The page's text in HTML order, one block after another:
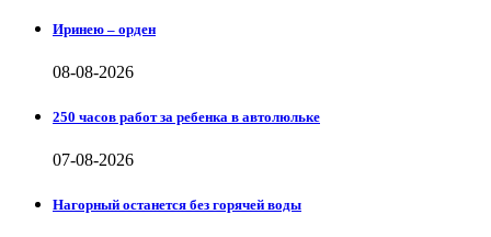
Иринею – орден
08-08-2026
250 часов работ за ребенка в автолюльке
07-08-2026
Нагорный останется без горячей воды